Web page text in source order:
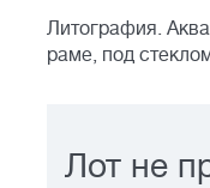
Литография.
раме, под
Лот не